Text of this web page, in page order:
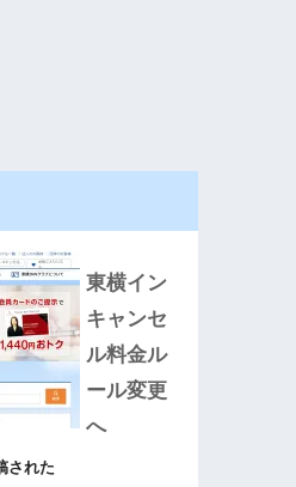
東横イン
キャンセ
ル料金ル
ール変更
へ
された